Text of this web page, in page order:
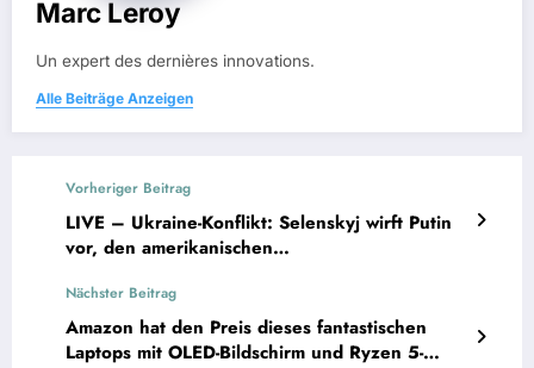
Marc Leroy
Un expert des dernières innovations.
Alle Beiträge Anzeigen
Vorheriger Beitrag
LIVE – Ukraine-Konflikt: Selenskyj wirft Putin
vor, den amerikanischen
Nächster Beitrag
Amazon hat den Preis dieses fantastischen
Laptops mit OLED-Bildschirm und Ryzen 5-